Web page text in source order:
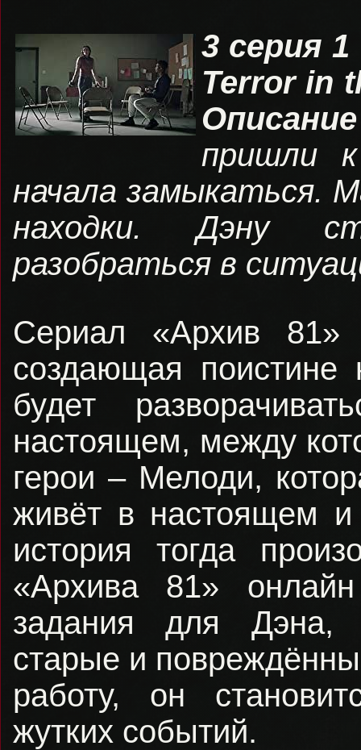
3 серия
Terror in
пришли
начала замыкаться.
находки. Дэну
разобраться в
Сериал «Архив 81»
создающая поистине
будет
настоящем, между
герои – Мелоди,
живёт в настоящем и
история тогда
«Архива 81»
задания для Дэна,
старые и
работу, он
жутких событий.